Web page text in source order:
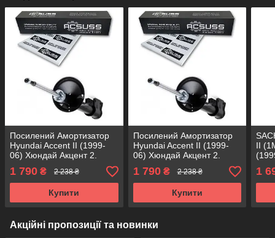
Посилений Амортизатор
Hyundai Accent II (1999-
06) Хюндай Акцент 2.
Задній. Лівий. 313845 ,
332109 KOREA Аксусс!
1 790 ₴ 2 238 ₴
Купити
Посилений Амортизатор
Hyundai Accent II (1999-
06) Хюндай Акцент 2.
Задній. Правий. 313844 ,
332108 KOREA Аксусс!
1 790₴ 2 238 ₴
Купити
II
1
Акційні пропозиції та новинки